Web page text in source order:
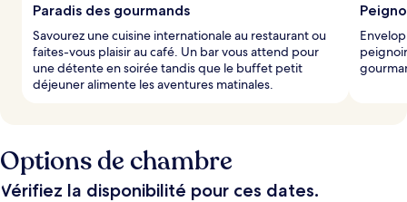
Paradis des gourmands
Savourez une cuisine internationale au restaurant ou
faites-vous plaisir au café. Un bar vous attend pour
une détente en soirée tandis que le buffet petit
déjeuner alimente les aventures matinales.
Options de chambre
Vérifiez la disponibilité pour ces dates.